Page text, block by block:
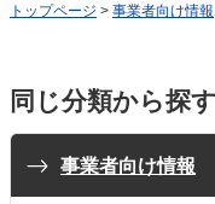
トップページ > 事業者向け情報
同じ分類から探す
事業者向け情報